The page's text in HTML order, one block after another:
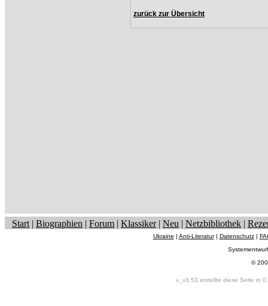
zurück zur Übersicht
Start | Biographien | Forum | Klassiker| Neu | Netzbibliothek |
Ukraine | Anti-Literatur| Datenschutz|
©
v_v3.53 erstellte diese Seite in